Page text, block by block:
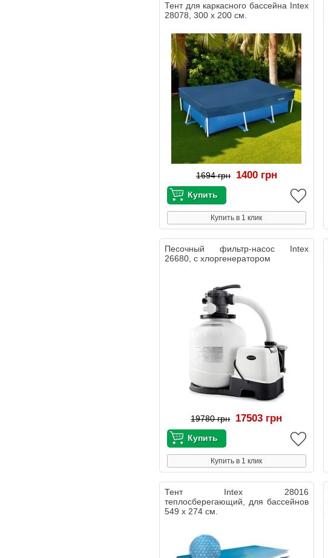
Тент для каркасного бассейна Intex
28078, 300 х 200 см.
1694 грн 1400 грн
Купить в 1 клик
Песочный фильтр-насос Intex
26680, с хлоргенератором
19780 грн 17503 грн
Купить в 1 клик
Тент Intex 28016
теплосберегающий, для бассейнов
549 х 274 см.